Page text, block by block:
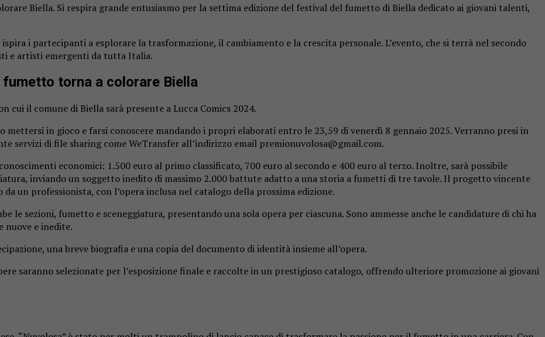
Biella. Si respira grande entusiasmo per la settima edizione del festival del fumetto di Biella dedicato ai giovani talenti,
i partecipanti a esplorare la trasformazione, il cambiamento e la crescita personale. L’evento, che si terrà nel secondo
e artisti emergenti da tutta Italia.
torna a colorare Biella
cui il comune di Biella sarà presente a Lucca Comics 2024.
mettersi in gioco e farsi conoscere mandando i propri elaborati entro le 23,59 di venerdì 8 gennaio 2025. Verranno presi in
servizi di file sharing come WeTransfer all’indirizzo email premionuvolosa@gmail.com.
economici: 1.500 euro al primo classificato, 700 euro al secondo e 400 euro al terzo. Inoltre, sarà possibile
inviando un soggetto inedito di massimo 2.000 battute adatto a una storia a fumetti di tre tavole. Il progetto vincente
un professionista, con l’opera inclusa nel catalogo della prossima edizione.
le sezioni, fumetto e sceneggiatura, presentando una sola opera per ciascuna. Sono ammesse anche le candidature di chi ha
nuove e inedite.
una breve biografia e una copia del documento di identità insieme all’opera.
saranno selezionate per l’esposizione finale e raccolte in un prestigioso catalogo, offrendo ulteriore promozione ai giovani